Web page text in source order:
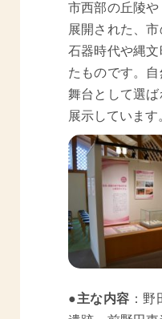
市西部の丘陵
展開された、
石器時代や縄
たものです。
舞台として選
展示しています
●主な内容 ：